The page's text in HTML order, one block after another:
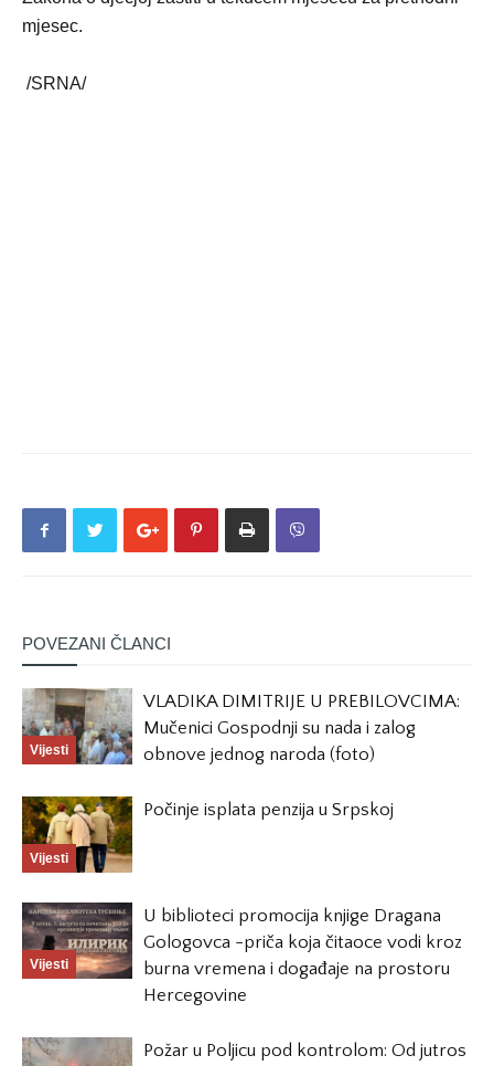
mjesec.
/SRNA/
POVEZANI ČLANCI
Vijesti
VLADIKA DIMITRIJE U PREBILOVCIMA:
Mučenici Gospodnji su nada i zalog
obnove jednog naroda (foto)
Vijesti
Počinje isplata penzija u Srpskoj
Vijesti
U biblioteci promocija knjige Dragana
Gologovca -priča koja čitaoce vodi kroz
burna vremena i događaje na prostoru
Hercegovine
Požar u Poljicu pod kontrolom: Od jutros